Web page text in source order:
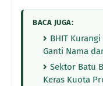
BACA JUGA:
BHIT
Ganti Nama
Sektor Batu
Keras Kuota